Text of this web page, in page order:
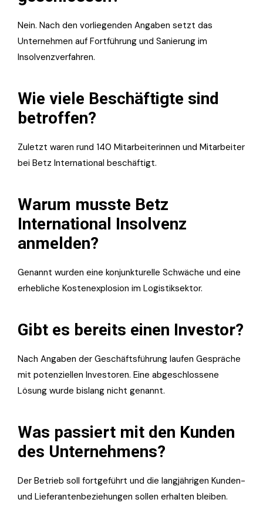
Nein. Nach den vorliegenden Angaben setzt das
Unternehmen auf Fortführung und Sanierung im
Insolvenzverfahren.
Wie viele Beschäftigte sind
betroffen?
Zuletzt waren rund 140 Mitarbeiterinnen und Mitarbeiter
bei Betz International beschäftigt.
Warum musste Betz
International Insolvenz
anmelden?
Genannt wurden eine konjunkturelle Schwäche und eine
erhebliche Kostenexplosion im Logistiksektor.
Gibt es bereits einen Investor?
Nach Angaben der Geschäftsführung laufen Gespräche
mit potenziellen Investoren. Eine abgeschlossene
Lösung wurde bislang nicht genannt.
Was passiert mit den Kunden
des Unternehmens?
Der Betrieb soll fortgeführt und die langjährigen Kunden-
und Lieferantenbeziehungen sollen erhalten bleiben.